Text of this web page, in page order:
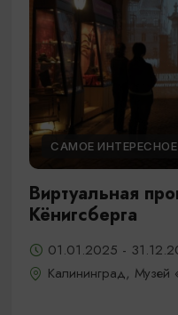
САМОЕ ИНТЕРЕСНОЕ
Виртуальная
Кёнигсберга
01.01.2025 -
Калининград,